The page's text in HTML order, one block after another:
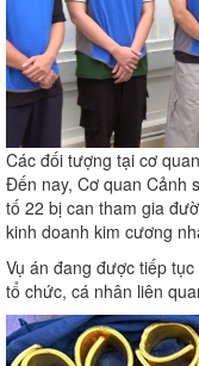
Các đối tượng tại cơ
Đến nay, Cơ quan Cảnh
tố 22 bị can tham gia
kinh doanh kim cương
Vụ án đang được tiếp
tổ chức, cá nhân liên